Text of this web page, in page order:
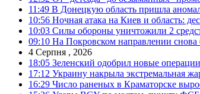
11:49 В Донецкую область пришла
10:56 Ночная атака на Киев и область:
10:03 Силы обороны уничтожили 2
09:10 На Покровском направлении
4 Серпня , 2026
18:05 Зеленский одобрил новые
17:12 Украину накрыла экстремальная
16:29 Число раненых в Краматорске